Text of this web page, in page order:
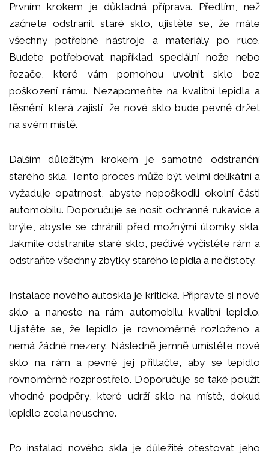
Prvním krokem je důkladná příprava. Předtím, než
začnete odstranit staré sklo, ujistěte se, že máte
všechny potřebné nástroje a materiály po ruce.
Budete potřebovat například speciální nože nebo
řezače, které vám pomohou uvolnit sklo bez
poškození rámu. Nezapomeňte na kvalitní lepidla a
těsnění, která zajistí, že nové sklo bude pevně držet
na svém místě.
Dalším důležitým krokem je samotné odstranění
starého skla. Tento proces může být velmi delikátní a
vyžaduje opatrnost, abyste nepoškodili okolní části
automobilu. Doporučuje se nosit ochranné rukavice a
brýle, abyste se chránili před možnými úlomky skla.
Jakmile odstraníte staré sklo, pečlivě vyčistěte rám a
odstraňte všechny zbytky starého lepidla a nečistoty.
Instalace nového autoskla je kritická. Připravte si nové
sklo a naneste na rám automobilu kvalitní lepidlo.
Ujistěte se, že lepidlo je rovnoměrně rozloženo a
nemá žádné mezery. Následně jemně umístěte nové
sklo na rám a pevně jej přitlačte, aby se lepidlo
rovnoměrně rozprostřelo. Doporučuje se také použít
vhodné podpěry, které udrží sklo na místě, dokud
lepidlo zcela neuschne.
Po instalaci nového skla je důležité otestovat jeho